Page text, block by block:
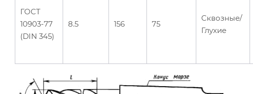
ГОСТ
10903-77
(DIN 345)
8.5 156 75
Сквозные/
Глухие